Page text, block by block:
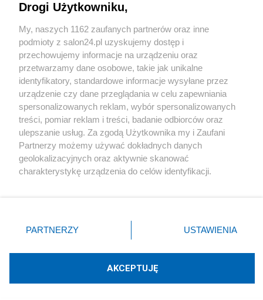
Sport
Społeczeństwo
Kultura
X Facebook Instagram Youtube
Technologię dostarcza:W3media.pl
Drogi Użytkowniku,
My, naszych 1162 zaufanych partnerów oraz inne
podmioty z salon24.pl uzyskujemy dostęp i
przechowujemy informacje na urządzeniu oraz
przetwarzamy dane osobowe, takie jak unikalne
identyfikatory, standardowe informacje wysyłane przez
urządzenie czy dane przeglądania w celu zapewniania
spersonalizowanych reklam, wybór spersonalizowanych
treści, pomiar reklam i treści, badanie odbiorców oraz
ulepszanie usług. Za zgodą Użytkownika my i Zaufani
Partnerzy możemy używać dokładnych danych
geolokalizacyjnych oraz aktywnie skanować
charakterystykę urządzenia do celów identyfikacji.
zmienić/wycofać klikając przycisk ustawień prywatności
znajdujący się w lewym dolnym rogu strony
rodzaje przetwarzania danych nie wymagają zgody
użytkownika, ale masz prawo sprzeciwić się takiemu
PARTNERZY USTAWIENIA
AKCEPTUJĘ